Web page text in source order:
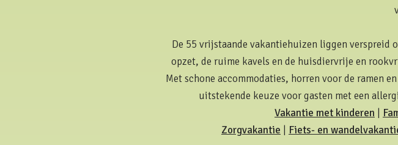
De 55 vrijstaande vakantiehuizen liggen verspreid
opzet, de ruime kavels en de huisdiervrije en
Met schone accommodaties, horren voor de ramen
uitstekende keuze voor gasten met een
Vakantie met kinderen
Zorgvakantie
Fiets- en